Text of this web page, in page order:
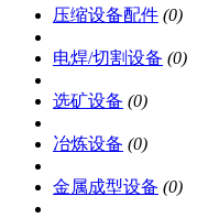
压缩设备配件 (0)
电焊/切割设备 (0)
选矿设备 (0)
冶炼设备 (0)
金属成型设备 (0)